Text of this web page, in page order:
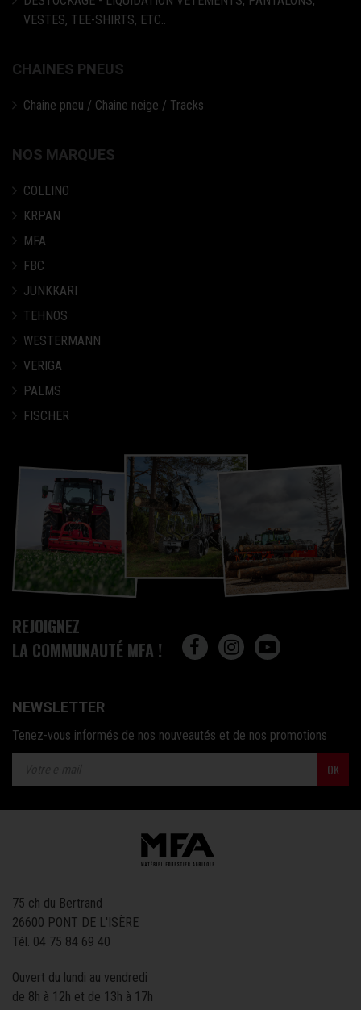
VESTES, TEE-SHIRTS, ETC..
CHAINES PNEUS
Chaine pneu / Chaine neige / Tracks
NOS MARQUES
COLLINO
KRPAN
MFA
FBC
JUNKKARI
TEHNOS
WESTERMANN
VERIGA
PALMS
FISCHER
REJOIGNEZ
LA COMMUNAUTÉ MFA !
NEWSLETTER
Tenez-vous informés de nos nouveautés et de nos promotions
OK
75 ch du Bertrand
26600 PONT DE L'ISÈRE
Tél. 04 75 84 69 40
Ouvert du lundi au vendredi
de 8h à 12h et de 13h à 17h